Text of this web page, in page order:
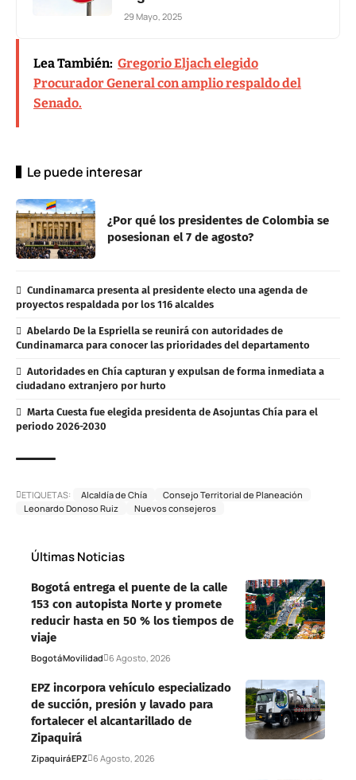
29 Mayo, 2025
Lea También: Gregorio Eljach elegido
Procurador General con amplio respaldo del
Senado.
Le puede interesar
¿Por qué los presidentes de Colombia se
posesionan el 7 de agosto?
Cundinamarca presenta al presidente electo una agenda de
proyectos respaldada por los 116 alcaldes
Abelardo De la Espriella se reunirá con autoridades de
Cundinamarca para conocer las prioridades del departamento
Autoridades en Chía capturan y expulsan de forma inmediata a
ciudadano extranjero por hurto
Marta Cuesta fue elegida presidenta de Asojuntas Chía para el
periodo 2026-2030
ETIQUETAS: Alcaldía de Chía
Consejo Territorial de Planeación
Leonardo Donoso Ruiz
Nuevos consejeros
Últimas Noticias
Bogotá entrega el puente de la calle
153 con autopista Norte y promete
reducir hasta en 50 % los tiempos de
viaje
BogotáMovilidad 6 Agosto, 2026
EPZ incorpora vehículo especializado
de succión, presión y lavado para
fortalecer el alcantarillado de
Zipaquirá
ZipaquiráEPZ 6 Agosto, 2026